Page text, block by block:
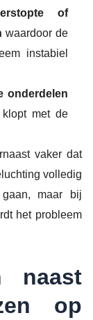
of
waardoor de
instabiel
onderdelen
met de
vaker dat
volledig
maar bij
het probleem
naast
op